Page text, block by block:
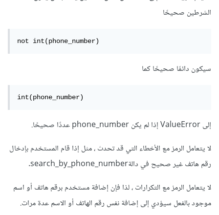
الشرطين صحيحًا
not int(phone_number)
سيكون دائمًا صحيحًا كما
int(phone_number)
إلى ValueError إذا لم يكن phone_number عددًا صحيحًا.
لا يتعامل الرمز مع الأخطاء التي قد تحدث ، مثل إذا قام المستخدم بإدخال
رقم هاتف غير صحيح في دالةsearch_by_phone_number.
لا يتعامل الرمز مع التكرارات ، لذا فإن إضافة مستخدم برقم هاتف أو اسم
موجود بالفعل سيؤدي إلى إضافة نفس رقم الهاتف أو الاسم عدة مرات.